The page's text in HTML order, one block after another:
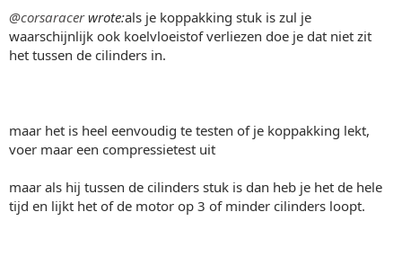
@corsaracerwrote:als je koppakking stuk is zul je
waarschijnlijk ook koelvloeistof verliezen doe je dat niet zit
het tussen de cilinders in.
maar het is heel eenvoudig te testen of je koppakking lekt,
voer maar een compressietest uit
maar als hij tussen de cilinders stuk is dan heb je het de hele
tijd en lijkt het of de motor op 3 of minder cilinders loopt.